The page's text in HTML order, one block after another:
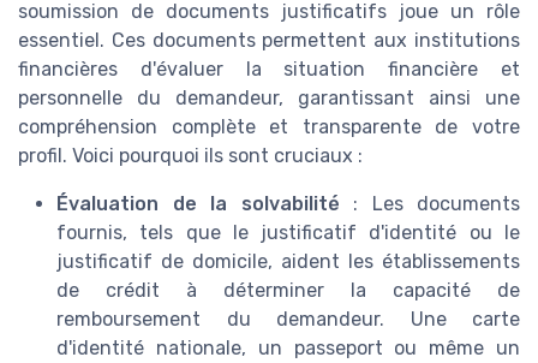
soumission de documents justificatifs joue un rôle
essentiel. Ces documents permettent aux institutions
financières d'évaluer la situation financière et
personnelle du demandeur, garantissant ainsi une
compréhension complète et transparente de votre
profil. Voici pourquoi ils sont cruciaux :
Évaluation de la solvabilité : Les documents
fournis, tels que le justificatif d'identité ou le
justificatif de domicile, aident les établissements
de crédit à déterminer la capacité de
remboursement du demandeur. Une carte
d'identité nationale, un passeport ou même un